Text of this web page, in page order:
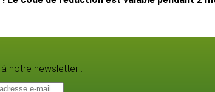
notre newsletter :